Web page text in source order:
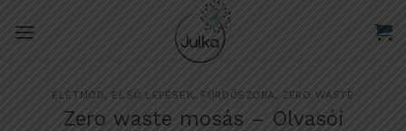
ÉLETMÓD, ELSŐ LÉPÉSEK, FÜRDŐSZOBA, ZERO WASTE
Zero waste mosás – Olvasói